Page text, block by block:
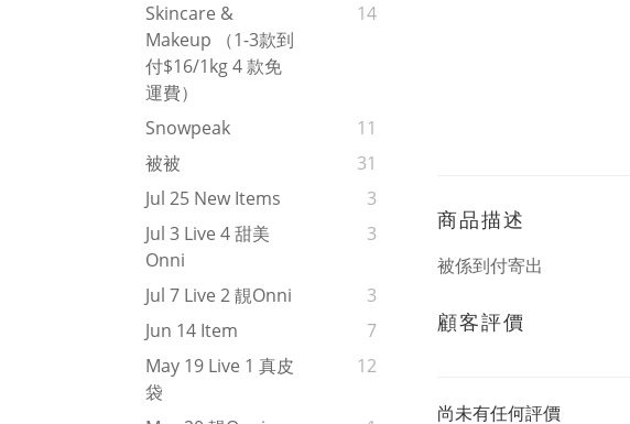
Skincare &
Makeup （1-3款到
付$16/1kg 4 款免
運費）
14
Snowpeak
11
被被
31
Jul 25 New Items
3
Jul 3 Live 4 甜美
Onni
3
Jul 7 Live 2 靚onni
3
Jun 14 Item
7
May 19 Live 1 真皮
袋
12
商品描述
被係到付寄出
顧客評價
尚未有任何評價